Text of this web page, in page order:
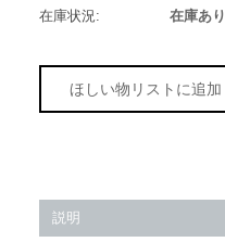
在庫状況: 在庫あり
ほしい物リストに追加
説明